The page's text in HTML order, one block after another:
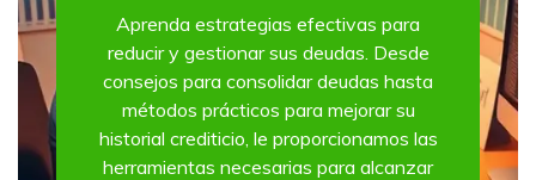
Aprenda estrategias efectivas para
reducir y gestionar sus deudas. Desde
consejos para consolidar deudas hasta
métodos prácticos para mejorar su
historial crediticio, le proporcionamos las
herramientas necesarias para alcanzar